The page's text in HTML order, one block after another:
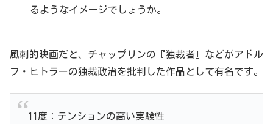
るようなイメージでしょうか。
風刺的映画だと、チャップリンの『独裁者』などがアドル
フ・ヒトラーの独裁政治を批判した作品として有名です。
11度：テンションの高い実験性